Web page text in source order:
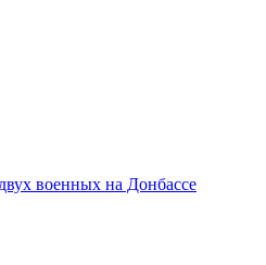
военных на Донбассе